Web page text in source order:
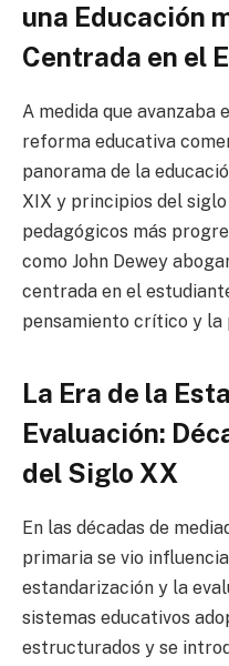
una Educación
Centrada en el
A medida que avanzaba
reforma educativa
panorama de la
XIX y principios del
pedagógicos más
como John Dewey
centrada en el
pensamiento crítico y
La Era de la
Evaluación:
del Siglo XX
En las décadas de
primaria se vio
estandarización y la
sistemas educativos
estructurados y se